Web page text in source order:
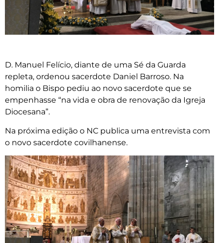
D. Manuel Felício, diante de uma Sé da Guarda
repleta, ordenou sacerdote Daniel Barroso. Na
homilia o Bispo pediu ao novo sacerdote que se
empenhasse “na vida e obra de renovação da Igreja
Diocesana”.
Na próxima edição o NC publica uma entrevista com
o novo sacerdote covilhanense.